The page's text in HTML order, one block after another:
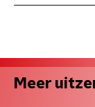
Meer